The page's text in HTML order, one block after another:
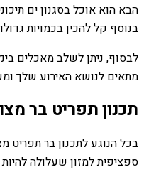
הבא הוא אוכל בסגנון ים
בנוסף קל להכין בכמויות
לבסוף, ניתן לשלב מאכלים
מתאים לנושא האירוע שלך
תכנון תפריט בר
בכל הנוגע לתכנון בר תפריט
ספציפית למזון שעלולה